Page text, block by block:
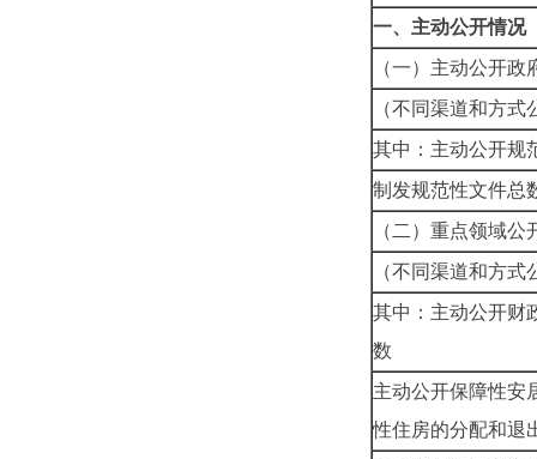
一、主动公开情况
（一）主动公开
（不同渠道和方
其中：主动公
制发规范
（二）重点领域
（不同渠道和方
其中：主动公开财
数
主动公开保障性安
性住房的分